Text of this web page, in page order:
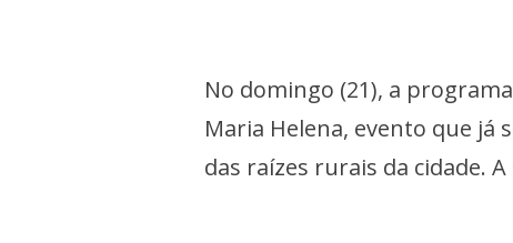
No domingo (21), a
Maria Helena, evento que já
das raízes rurais da cidade.